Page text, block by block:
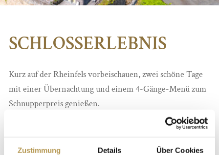
Zustimmung Details Über Cookies
SCHLOSSERLEBNIS
Kurz auf der Rheinfels vorbeischauen, zwei schöne Tage
mit einer Übernachtung und einem 4-Gänge-Menü zum
Schnupperpreis genießen.
1x 4-Gang-Menü zum Abendessen im Restaurant „Auf